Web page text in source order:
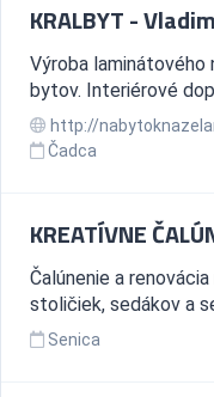
KRALBYT -
Výroba laminátového
bytov. Interiérové
http://
Čadca
KREATÍVNE
Čalúnenie a
stoličiek, sedákov a
Senica